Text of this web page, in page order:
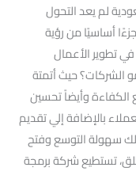
لم يعد التحول
أساسيًا من رؤية
في تطوير الأعمال
الشركات؟ حيث أتمتة
الكفاءة وأيضاً تحسين
بالإضافة إلي تقديم
سهولة التوسع وفتح
تستطيع شركة برمجة